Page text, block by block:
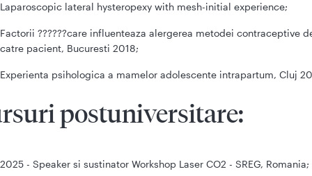
Laparoscopic lateral hysteropexy with mesh-initial experience;
Factorii ??????care influenteaza alergerea metodei contraceptive
catre pacient, Bucuresti 2018;
Experienta psihologica a mamelor adolescente intrapartum, Cluj
postuniversitare:
2025 - Speaker si sustinator Workshop Laser CO2 - SREG, Romania;